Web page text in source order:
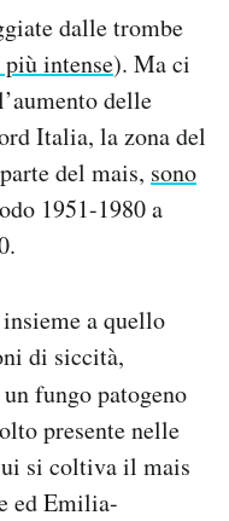
dalle trombe
intense). Ma ci
delle
Italia, la zona del
del mais, sono
1951-1980 a
a quello
di siccità,
un fungo patogeno
presente nelle
si coltiva il mais
ed Emilia-